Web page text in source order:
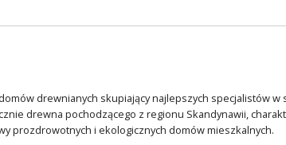
drewnianych skupiający najlepszych specjalistów
drewna pochodzącego z regionu Skandynawii,
prozdrowotnych i ekologicznych domów mieszkalnych.